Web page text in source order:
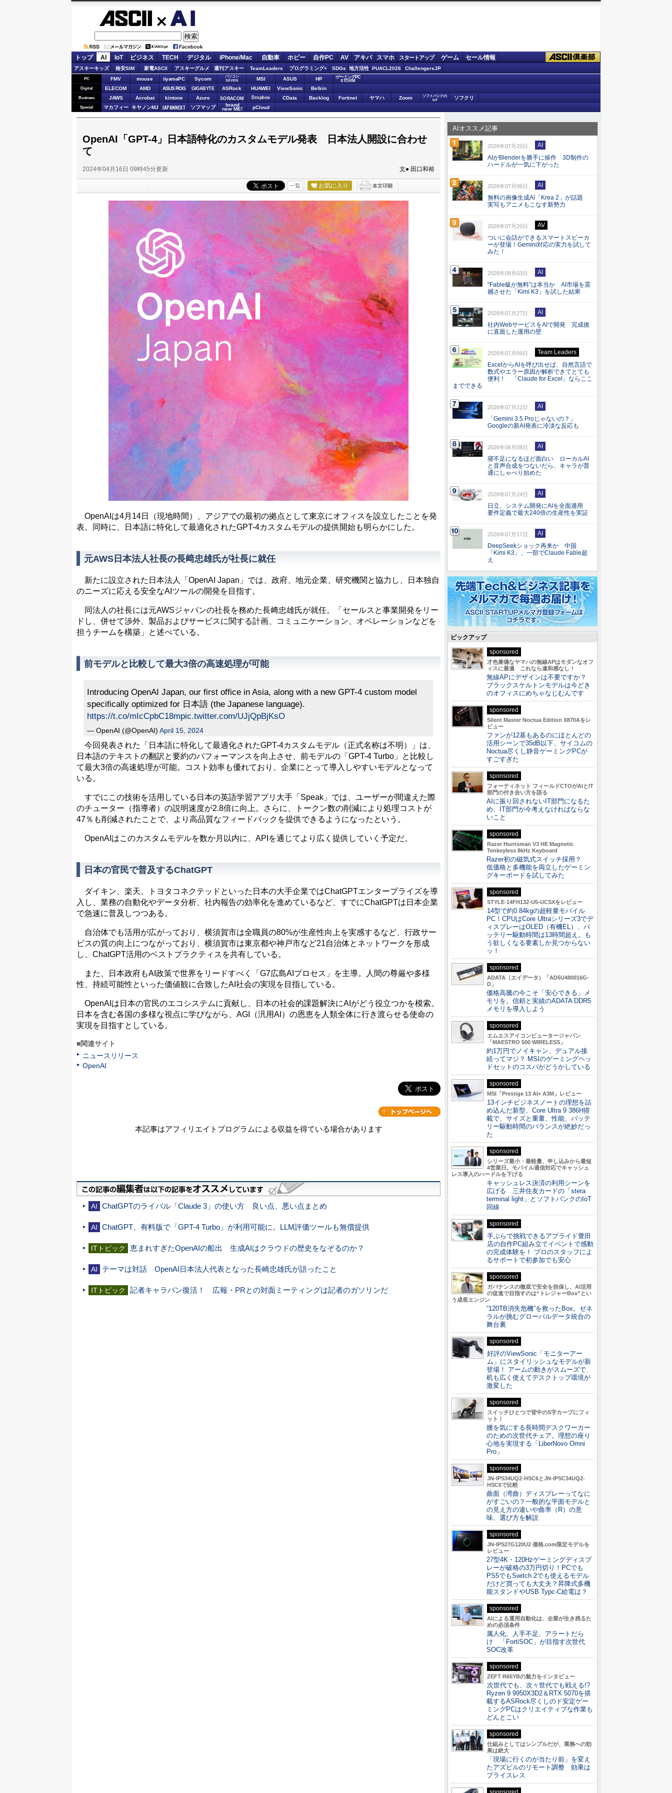
ASCII.jp AI
トップ AI IoT ビジネス TECH デジタル iPhone/Mac 自動車 ホビー 自作PC AV アキバ スマホ スタートアップ ゲーム セール情報
アスキーキッズ 格安SIM 家電ASCII アスキーグルメ 週刊アスキー TeamLeaders プログラミング+ SDGs 地方活性 PUACL2026 ChallengersJP
PC FMV mouse iiyamaPC Sycom
パソコン
SEVEN
MSI ASUS HP ゲーミングPC
STORM
Digital ELECOM AMD ASUS ROG GIGABYTE ASRock HUAWEI ViewSonic Belkin
Business JAWS Acrobat kintone Azure SORACOM Dropbox CData Backlog Fortinet ヤマハ Zoom
ソフトバンクの
IoT
ソフクリ
Special マカフィー キヤノンMJ JAPANNEXT ソフマップ brand
new ME! pCloud
OpenAI「GPT-4」日本語特化のカスタムモデル発表 日本法人開設に合わせ
て
2024年04月16日 09時45分更新 文● 田口和裕
一覧 お気に入り
OpenAIは4月14日（現地時間）、アジアでの最初の拠点として東京にオフィスを設立したことを発
表。同時に、日本語に特化して最適化されたGPT-4カスタムモデルの提供開始も明らかにした。
元AWS日本法人社長の長﨑忠雄氏が社長に就任
新たに設立された日本法人「OpenAI Japan」では、政府、地元企業、研究機関と協力し、日本独自
のニーズに応える安全なAIツールの開発を目指す。
同法人の社長には元AWSジャパンの社長を務めた長﨑忠雄氏が就任。「セールスと事業開発をリー
ドし、併せて渉外、製品およびサービスに関する計画、コミュニケーション、オペレーションなどを
担うチームを構築」と述べている。
前モデルと比較して最大3倍の高速処理が可能
Introducing OpenAI Japan, our first office in Asia, along with a new GPT-4 custom model
specifically optimized for 日本語 (the Japanese language).
https://t.co/mIcCpbC18mpic.twitter.com/UJjQpBjKsO
— OpenAI (@OpenAI)April 15, 2024
今回発表された「日本語に特化して最適化されたGPT-4カスタムモデル（正式名称は不明）」は、
日本語のテキストの翻訳と要約のパフォーマンスを向上させ、前モデルの「GPT-4 Turbo」と比較し
て最大3倍の高速処理が可能。コスト効率も優れており、企業にとって導入しやすいモデルとなって
いる。
すでにこの技術を活用している日本の英語学習アプリ大手「Speak」では、ユーザーが間違えた際
のチューター（指導者）の説明速度が2.8倍に向上。さらに、トークン数の削減により処理コストが
47％も削減されたことで、より高品質なフィードバックを提供できるようになったという。
OpenAIはこのカスタムモデルを数か月以内に、APIを通じてより広く提供していく予定だ。
日本の官民で普及するChatGPT
ダイキン、楽天、トヨタコネクテッドといった日本の大手企業ではChatGPTエンタープライズを導
入し、業務の自動化やデータ分析、社内報告の効率化を進めているなど、すでにChatGPTは日本企業
で急速に普及しつつある。
自治体でも活用が広がっており、横須賀市は全職員の80%が生産性向上を実感するなど、行政サー
ビスの質の向上につながっており、横須賀市は東京都や神戸市など21自治体とネットワークを形成
し、ChatGPT活用のベストプラクティスを共有している。
また、日本政府もAI政策で世界をリードすべく「G7広島AIプロセス」を主導。人間の尊厳や多様
性、持続可能性といった価値観に合致したAI社会の実現を目指している。
OpenAIは日本の官民のエコシステムに貢献し、日本の社会的課題解決にAIがどう役立つかを模索。
日本を含む各国の多様な視点に学びながら、AGI（汎用AI）の恩恵を人類全体に行き渡らせる使命の
実現を目指すとしている。
■関連サイト
ニュースリリース
OpenAI
本記事はアフィリエイトプログラムによる収益を得ている場合があります
AI ChatGPTのライバル「Claude 3」の使い方 良い点、悪い点まとめ
AI ChatGPT、有料版で「GPT-4 Turbo」が利用可能に。LLM評価ツールも無償提供
ITトピック 恵まれすぎたOpenAIの船出 生成AIはクラウドの歴史をなぞるのか？
AI テーマは対話 OpenAI日本法人代表となった長崎忠雄氏が語ったこと
ITトピック 記者キャラバン復活！ 広報・PRとの対面ミーティングは記者のガソリンだ
AIオススメ記事
2026年07月20日
AI
AIがBlenderを勝手に操作 3D制作の
ハードルが一気に下がった
2026年07月06日
AI
無料の画像生成AI「Krea 2」が話題
実写もアニメもこなす新勢力
2026年07月20日
AV
ついに会話ができるスマートスピーカ
ーが登場！Gemini対応の実力を試して
みた！
2026年08月03日
AI
“Fable級が無料”は本当か AI市場を震
撼させた「Kimi K3」を試した結果
2026年07月27日
AI
社内WebサービスをAIで開発 完成後
に直面した運用の壁
2026年07月09日
Team Leaders
ExcelからAIを呼び出せば、自然言語で
数式やエラー原因が解析できてとても
便利！ 「Claude for Excel」ならここ
までできる
2026年07月22日
AI
「Gemini 3.5 Proじゃないの？」
Googleの新AI発表に冷淡な反応も
2026年06月08日
AI
寝不足になるほど面白い ローカルAI
と音声合成をつないだら、キャラが普
通にしゃべり始めた
2026年07月24日
AI
日立、システム開発にAIを全面適用
要件定義で最大240倍の生産性を実証
2026年07月17日
AI
DeepSeekショック再来か 中国
「Kimi K3」、一部でClaude Fable超
え
ピックアップ
sponsored
才色兼備なヤマハの無線APはモダンなオフ
ィスに最適 これなら違和感なし！
無線APにデザインは不要ですか？
ブラックスケルトンモデルは今どき
のオフィスにめちゃなじむんです
sponsored
Silent Master Noctua Edition X870Aをレ
ビュー
ファンが12基もあるのにほとんどの
活用シーンで35dB以下、サイコムの
Noctua尽くし静音ゲーミングPCが
すごすぎた
sponsored
フォーティネット フィールドCTOがAIとIT
部門の付き合い方を語る
AIに振り回されないIT部門になるた
め、IT部門が今考えなければならな
いこと
sponsored
Razer Huntsman V3 HE Magnetic
Tenkeyless 8kHz Keyboard
Razer初の磁気式スイッチ採用？
低価格と多機能を両立したゲーミン
グキーボードを試してみた
sponsored
STYLE-14FH132-U5-UCSXをレビュー
14型で約0.84kgの超軽量モバイル
PC！CPUはCore Ultraシリーズ3でデ
ィスプレーはOLED（有機EL）、バ
ッテリー駆動時間は13時間超え。も
う欲しくなる要素しか見つからない
ッ！
sponsored
ADATA（エイデータ）「AD5U480016G-
D」
価格高騰の今こそ「安心できる」メ
モリを。信頼と実績のADATA DDR5
メモリを導入しよう
sponsored
エムエスアイコンピュータージャパン
「MAESTRO 500 WIRELESS」
約1万円でノイキャン、デュアル接
続ってマジ？ MSIのゲーミングヘッ
ドセットのコスパがどうかしている
sponsored
MSI「Prestige 13 AI+ A3M」レビュー
13インチビジネスノートの理想を詰
め込んだ新型、Core Ultra 9 386H搭
載で、サイズと重量、性能、バッテ
リー駆動時間のバランスが絶妙だっ
た
sponsored
シリーズ最小・最軽量、申し込みから最短
4営業日。モバイル通信対応でキャッシュ
レス導入のハードルを下げる
キャッシュレス決済の利用シーンを
広げる 三井住友カードの「stera
terminal light」とソフトバンクのIoT
回線
sponsored
手ぶらで挑戦できるアプライド豊田
店の自作PC組み立てイベントで感動
の完成体験を！ プロのスタッフによ
るサポートで初参加でも安心
sponsored
ガバナンスの徹底で安全を担保し、AI活用
の促進で目指すのは“トレジャーBox”とい
う成長エンジン
“120TB消失危機”を救ったBox。ゼネ
ラルが挑むグローバルデータ統合の
舞台裏
sponsored
好評のViewSonic「モニターアー
ム」にスタイリッシュなモデルが新
登場！ アームの動きがスムーズで、
机も広く使えてデスクトップ環境が
激変した
sponsored
スイッチひとつで背中のS字カーブにフィ
ット！
腰を気にする長時間デスクワーカー
のための次世代チェア。理想の座り
心地を実現する「LiberNovo Omni
Pro」
sponsored
JN-IPS34UQ2-HSC6とJN-IPSC34UQ2-
HSC6で比較
曲面（湾曲）ディスプレーってなに
がすごいの？一般的な平面モデルと
の見え方の違いや曲率（R）の意
味、選び方を解説
sponsored
JN-IPS27G120U2 価格.com限定モデルを
レビュー
27型4K・120Hzゲーミングディスプ
レーが破格の3万円切り！PCでも
PS5でもSwitch 2でも使えるモデル
だけど買っても大丈夫？昇降式多機
能スタンドやUSB Typc-C給電は？
sponsored
AIによる運用自動化は、企業が生き残るた
めの必須条件
属人化、人手不足、アラートだら
け 「FortiSOC」が目指す次世代
SOC改革
sponsored
ZEFT R65YBの魅力をインタビュー
次世代でも、次々世代でも戦える!?
Ryzen 9 9950X3D2＆RTX 5070を搭
載するASRock尽くしのド安定ゲー
ミングPCはクリエイティブな作業も
どんとこい
sponsored
仕組みとしてはシンプルだが、業務への効
果は絶大
「現場に行くのが当たり前」を変え
たアズビルのリモート調整 効果は
プライスレス